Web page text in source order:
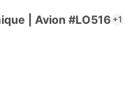
| Avion #LO516 +1